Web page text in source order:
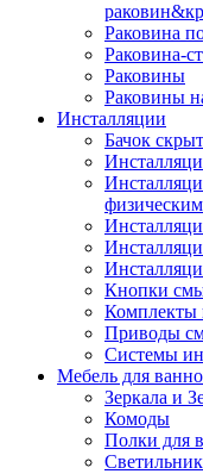
Раковина
Раковина-
Раковины
Раковины
Инсталляции
Бачок
Кнопки
Комплекты
Приводы
Системы
Мебель для
Зеркала и
Комоды
Полки для